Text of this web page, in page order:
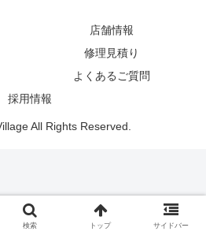
店舗情報
修理見積り
よくあるご質問
採用情報
All Rights Reserved.
検索 トップ サイドバー